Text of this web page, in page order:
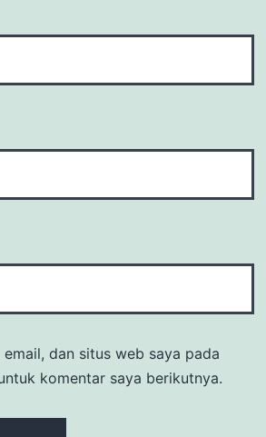
email, dan situs web saya pada
komentar saya berikutnya.